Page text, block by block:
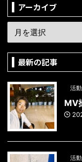
アーカイブ
最新の記事
活
MV
活